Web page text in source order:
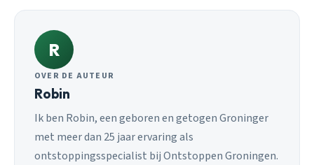
R
OVER DE AUTEUR
Robin
Ik ben Robin, een geboren en getogen Groninger
met meer dan 25 jaar ervaring als
ontstoppingsspecialist bij Ontstoppen Groningen.